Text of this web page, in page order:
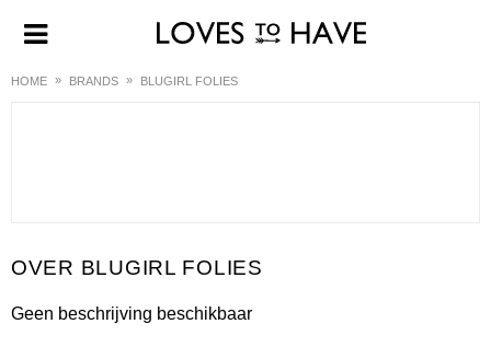
HOME BRANDS BLUGIRL FOLIES
BLUGIRL FOLIES
Geen beschrijving beschikbaar